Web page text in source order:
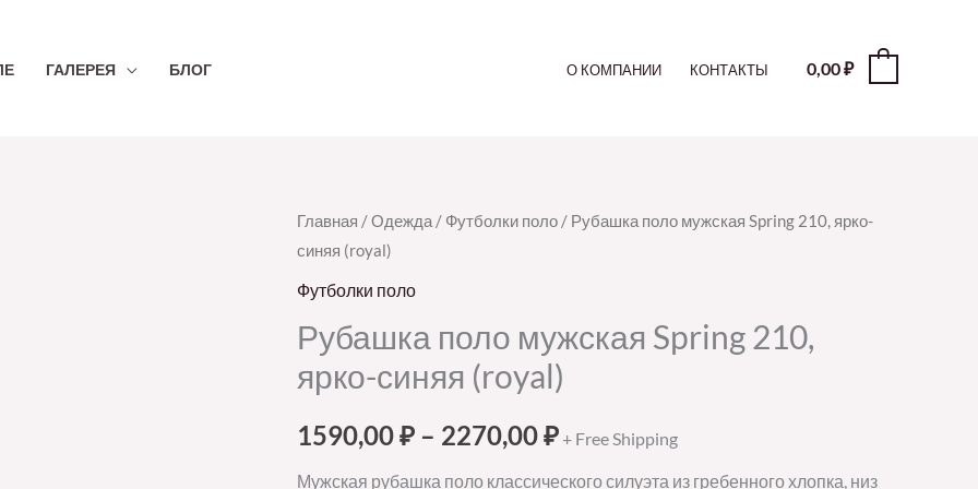
ГАЛЕРЕЯ БЛОГ О КОМПАНИИ КОНТАКТЫ 0,00₽
Главная /Одежда / Футболки поло / Рубашка поло мужская Spring 210, ярко-
синяя (royal)
Футболки поло
Рубашка поло мужская Spring 210,
ярко-синяя (royal)
1590,00₽ – 2270,00₽ + Free Shipping
Мужская рубашка поло классического силуэта из гребенного хлопка, низ
Количество
товара
Рубашка
мужская
Spring
ярко-
синяя